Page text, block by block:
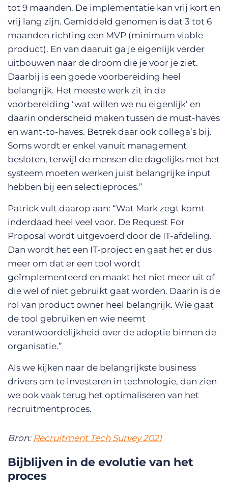
tot 9 maanden. De implementatie kan vrij kort en
vrij lang zijn. Gemiddeld genomen is dat 3 tot 6
maanden richting een MVP (minimum viable
product). En van daaruit ga je eigenlijk verder
uitbouwen naar de droom die je voor je ziet.
Daarbij is een goede voorbereiding heel
belangrijk. Het meeste werk zit in de
voorbereiding ‘wat willen we nu eigenlijk’ en
daarin onderscheid maken tussen de must-haves
en want-to-haves. Betrek daar ook collega’s bij.
Soms wordt er enkel vanuit management
besloten, terwijl de mensen die dagelijks met het
systeem moeten werken juist belangrijke input
hebben bij een selectieproces.”
Patrick vult daarop aan: “Wat Mark zegt komt
inderdaad heel veel voor. De Request For
Proposal wordt uitgevoerd door de IT-afdeling.
Dan wordt het een IT-project en gaat het er dus
meer om dat er een tool wordt
geïmplementeerd en maakt het niet meer uit of
die wel of niet gebruikt gaat worden. Daarin is de
rol van product owner heel belangrijk. Wie gaat
de tool gebruiken en wie neemt
verantwoordelijkheid over de adoptie binnen de
organisatie.”
Als we kijken naar de belangrijkste business
drivers om te investeren in technologie, dan zien
we ook vaak terug het optimaliseren van het
recruitmentproces.
Bron: Recruitment Tech Survey 2021
Bijblijven in de evolutie van het
proces